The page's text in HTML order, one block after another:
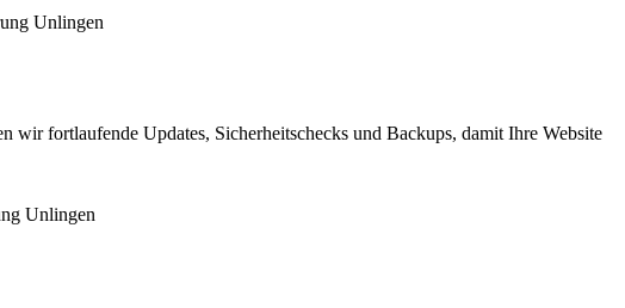
wir fortlaufende Updates, Sicherheitschecks und Backups, damit Ihre Website